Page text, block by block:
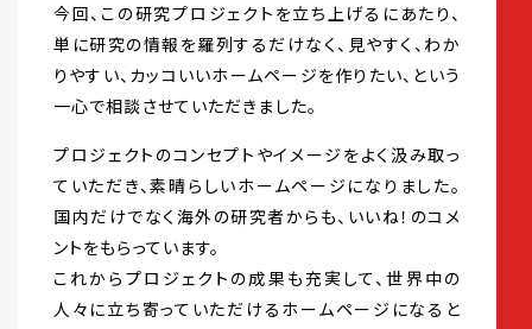
今回、この研究プロジェクトを立ち上げるにあたり、
単に研究の情報を羅列するだけなく、見やすく、わか
りやすい、カッコいいホームページを作りたい、という
一心で相談させていただきました。
プロジェクトのコンセプトやイメージをよく汲み取っ
ていただき、素晴らしいホームページになりました。
国内だけでなく海外の研究者からも、いいね！のコメ
ントをもらっています。
これからプロジェクトの成果も充実して、世界中の
人々に立ち寄っていただけるホームページになると